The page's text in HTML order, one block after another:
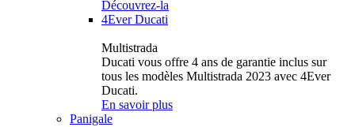
Découvrez-la
4Ever Ducati
Multistrada
Ducati vous offre 4 ans de garantie inclus sur
tous les modèles Multistrada 2023 avec 4Ever
Ducati.
En savoir plus
Panigale